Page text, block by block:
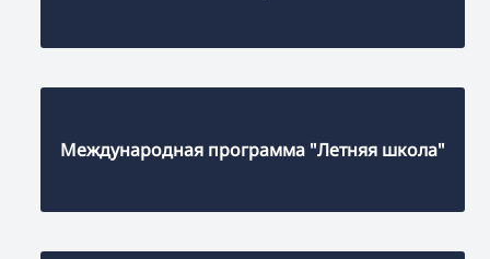
Международная программа "Летняя школа"